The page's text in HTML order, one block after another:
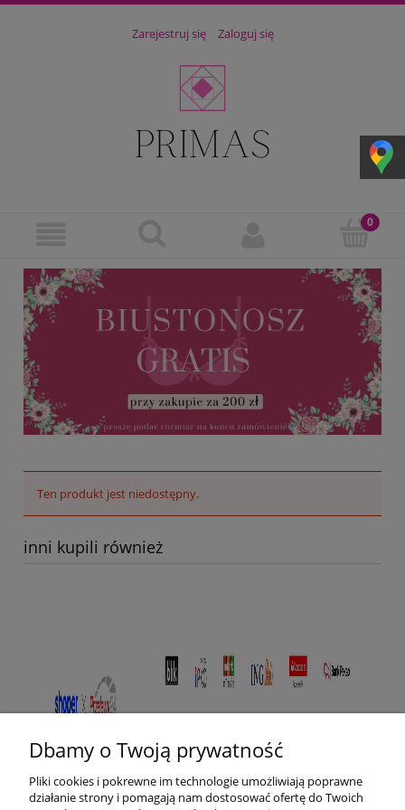
Zarejestruj się Zaloguj się
Ten produkt jest niedostępny.
inni kupili również
Dbamy o Twoją prywatność
Pliki cookies i pokrewne im technologie umożliwiają poprawne
działanie strony i pomagają nam dostosować ofertę do Twoich